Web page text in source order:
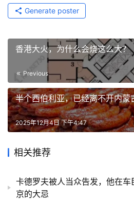
Generate poster
香港大火，为什么会烧这么大？
Previous
半个西伯利亚，已经离不开内蒙
2025年12月4日 下午4:47
相关推荐
卡德罗夫被人当众告发，他在
京的大忌